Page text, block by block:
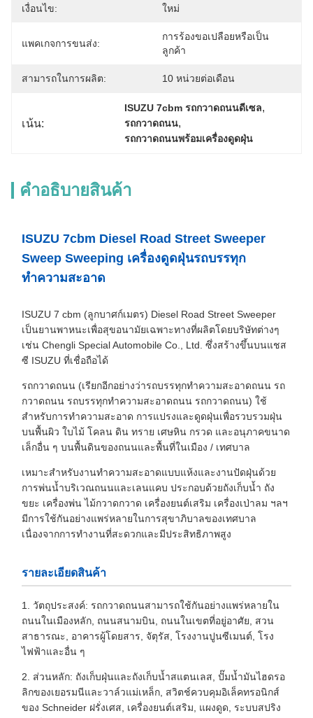
เงื่อนไข: ใหม่
แพคเกจการขนส่ง:
การร้องขอเปลือยหรือเป็น
ลูกค้า
สามารถในการผลิต: 10 หน่วยต่อเดือน
เน้น:
ISUZU 7cbm รถกวาดถนนดีเซล,
รถกวาดถนน,
รถกวาดถนนพร้อมเครื่องดูดฝุ่น
คําอธิบายสินค้า
ISUZU 7cbm Diesel Road Street Sweeper
Sweep Sweeping เครื่องดูดฝุ่นรถบรรทุก
ทำความสะอาด
ISUZU 7 cbm (ลูกบาศก์เมตร) Diesel Road Street Sweeper
เป็นยานพาหนะเพื่อสุขอนามัยเฉพาะทางที่ผลิตโดยบริษัทต่างๆ
เช่น Chengli Special Automobile Co., Ltd. ซึ่งสร้างขึ้นบนแชส
ซี ISUZU ที่เชื่อถือได้
รถกวาดถนน (เรียกอีกอย่างว่ารถบรรทุกทำความสะอาดถนน รถ
กวาดถนน รถบรรทุกทำความสะอาดถนน รถกวาดถนน) ใช้
สำหรับการทำความสะอาด การแปรงและดูดฝุ่นเพื่อรวบรวมฝุ่น
บนพื้นผิว ใบไม้ โคลน ดิน ทราย เศษหิน กรวด และอนุภาคขนาด
เล็กอื่น ๆ บนพื้นดินของถนนและพื้นที่ในเมือง / เทศบาล
เหมาะสำหรับงานทำความสะอาดแบบแห้งและงานปัดฝุ่นด้วย
การพ่นน้ำบริเวณถนนและเลนแคบ ประกอบด้วยถังเก็บน้ำ ถัง
ขยะ เครื่องพ่น ไม้กวาดกวาด เครื่องยนต์เสริม เครื่องเป่าลม ฯลฯ
มีการใช้กันอย่างแพร่หลายในการสุขาภิบาลของเทศบาล
เนื่องจากการทำงานที่สะดวกและมีประสิทธิภาพสูง
รายละเอียดสินค้า
1. วัตถุประสงค์: รถกวาดถนนสามารถใช้กันอย่างแพร่หลายใน
ถนนในเมืองหลัก, ถนนสนามบิน, ถนนในเขตที่อยู่อาศัย, สวน
สาธารณะ, อาคารผู้โดยสาร, จัตุรัส, โรงงานปูนซีเมนต์, โรง
ไฟฟ้าและอื่น ๆ
2. ส่วนหลัก: ถังเก็บฝุ่นและถังเก็บน้ำสแตนเลส, ปั๊มน้ำมันไฮดรอ
ลิกของเยอรมนีและวาล์วแม่เหล็ก, สวิตช์ควบคุมอิเล็คทรอนิกส์
ของ Schneider ฝรั่งเศส, เครื่องยนต์เสริม, แผงดูด, ระบบสปริง